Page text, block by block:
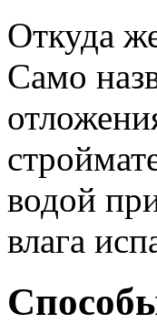
Откуда
Само
водой
влага